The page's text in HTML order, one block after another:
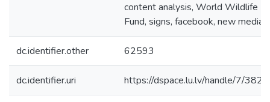
content analysis, World Wildlife
Fund, signs, facebook, new media
dc.identifier.other 62593
dc.identifier.uri https://dspace.lu.lv/handle/7/